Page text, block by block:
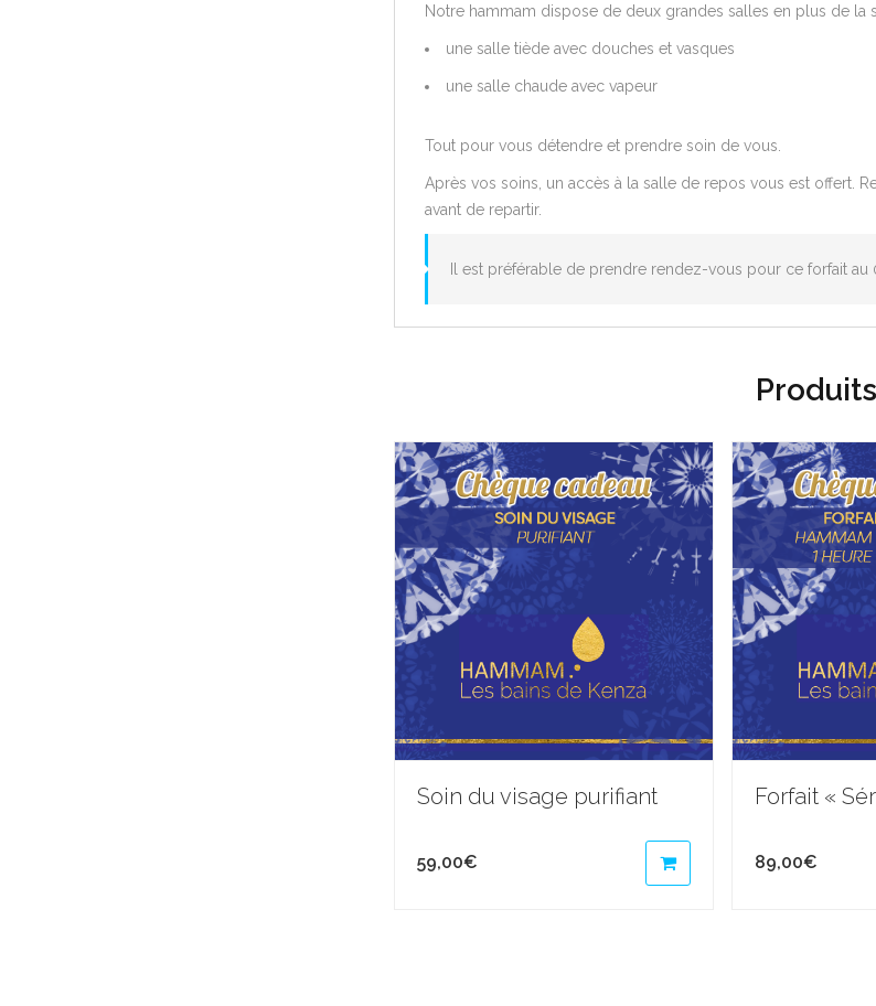
Notre hammam dispose de deux grandes salles en plus de la
une salle tiède avec douches et vasques
une salle chaude avec vapeur
Tout pour vous détendre et prendre soin de vous.
Après vos soins, un accès à la salle de repos vous est offert.
avant de repartir.
Il est préférable de prendre rendez-vous pour ce forfait au
Soin du visage purifiant
59,00€
Forfait «
89,00€